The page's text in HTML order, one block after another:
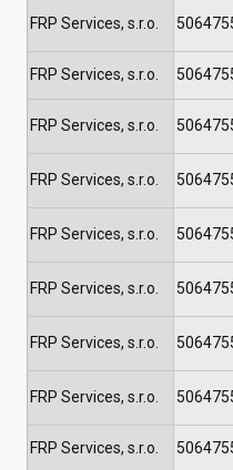
FRP Services, s.r.o.
FRP Services, s.r.o.
FRP Services, s.r.o.
FRP Services, s.r.o.
FRP Services, s.r.o.
FRP Services, s.r.o.
FRP Services, s.r.o.
FRP Services, s.r.o.
FRP Services, s.r.o.